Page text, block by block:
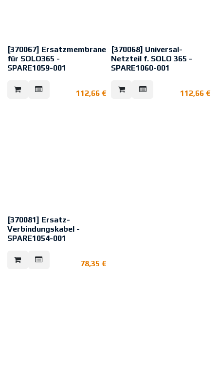
[370067] Ersatzmembrane
für SOLO365 -
SPARE1059-001
Solo 365.
112,66 €
[370068] Universal-
Netzteil f. SOLO 365 -
SPARE1060-001
365.
112,66€
[370081] Ersatz-
Verbindungskabel -
SPARE1054-001
Kontroller
78,35 €